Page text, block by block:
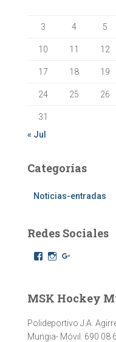
3 4 5
10 11 12
17 18 19
24 25 26
31
« Jul
Categorías
Noticias-entradas
Redes Sociales
b
o
k
a
g
a
m
l
e
MSK Hockey
Polideportivo J.A.
Mungia- Móvil: 690 08